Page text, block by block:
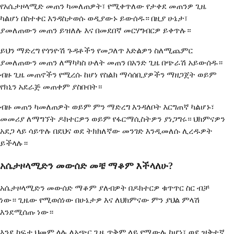
የአሴታዞላሚድ መጠን ካመለጠዎት፣ የሚቀጥለው የታቀደ መጠንዎ ጊዜ
ካልሆነ በስተቀር እንዳስታወሱ ወዲያውኑ ይውሰዱ። በዚያ ሁኔታ፣
ያመለጠውን መጠን ይዝለሉ እና በመደበኛ መርሃግብርዎ ይቀጥሉ።
ይህን ማድረግ የጎንዮሽ ጉዳቶችን የመጋለጥ እድልዎን ስለሚጨምር
ያመለጠውን መጠን ለማካካስ ሁለት መጠን በአንድ ጊዜ በጭራሽ አይውሰዱ።
ብዙ ጊዜ መጠኖችን የሚረሱ ከሆነ የስልክ ማሳሰቢያዎችን ማዘጋጀት ወይም
የክኒን አደራጅ መጠቀም ያስቡበት።
ብዙ መጠን ካመለጠዎት ወይም ምን ማድረግ እንዳለቦት እርግጠኛ ካልሆኑ፣
መመሪያ ለማግኘት ዶክተርዎን ወይም የፋርማሲስትዎን ያነጋግሩ። ህክምናዎን
አደጋ ላይ ሳይጥሉ በደህና ወደ ትክክለኛው መንገድ እንዲመለሱ ሊረዱዎት
ይችላሉ።
አሴታዞላሚድን መውሰድ መቼ ማቆም እችላለሁ?
አሴታዞላሚድን መውሰድ ማቆም ያለብዎት በዶክተርዎ ቁጥጥር ስር ብቻ
ነው። ጊዜው የሚወሰነው በሁኔታዎ እና ለህክምናው ምን ያህል ምላሽ
እንደሚሰጡ ነው።